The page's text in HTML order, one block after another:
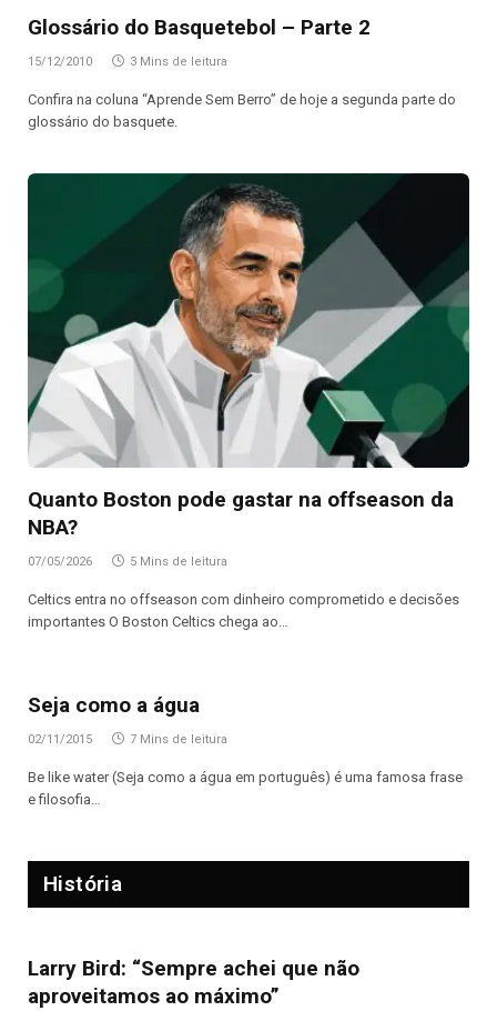
Glossário do Basquetebol – Parte 2
15/12/2010 3 Mins de leitura
Confira na coluna “Aprende Sem Berro” de hoje a segunda parte do
glossário do basquete.
Quanto Boston pode gastar na offseason da
NBA?
07/05/2026 5 Mins de leitura
Celtics entra no offseason com dinheiro comprometido e decisões
importantes O Boston Celtics chega ao…
Seja como a água
02/11/2015 7 Mins de leitura
Be like water (Seja como a água em português) é uma famosa frase
e filosofia…
História
Larry Bird: “Sempre achei que não
aproveitamos ao máximo”